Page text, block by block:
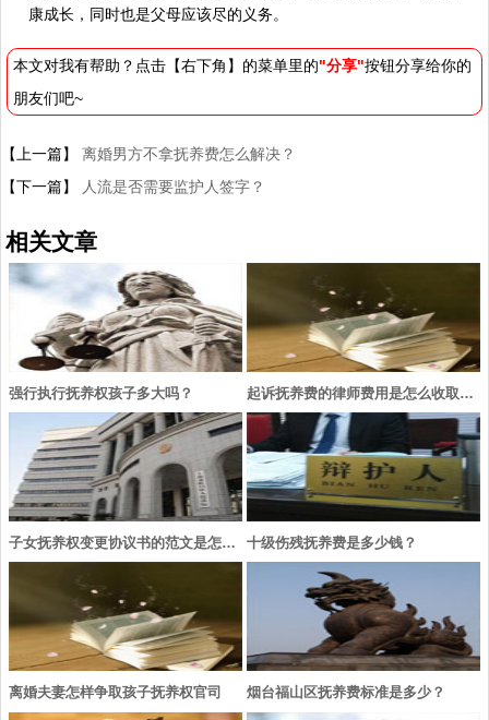
康成长，同时也是父母应该尽的义务。
本文对我有帮助？点击【右下角】的菜单里的"分享"按钮分享给你的
朋友们吧~
【上一篇】
离婚男方不拿抚养费怎么解决？
【下一篇】
人流是否需要监护人签字？
相关文章
强行执行抚养权孩子多大吗？ 起诉抚养费的律师费用是怎么收取的？
子女抚养权变更协议书的范文是怎么样的？ 十级伤残抚养费是多少钱？
离婚夫妻怎样争取孩子抚养权官司 烟台福山区抚养费标准是多少？